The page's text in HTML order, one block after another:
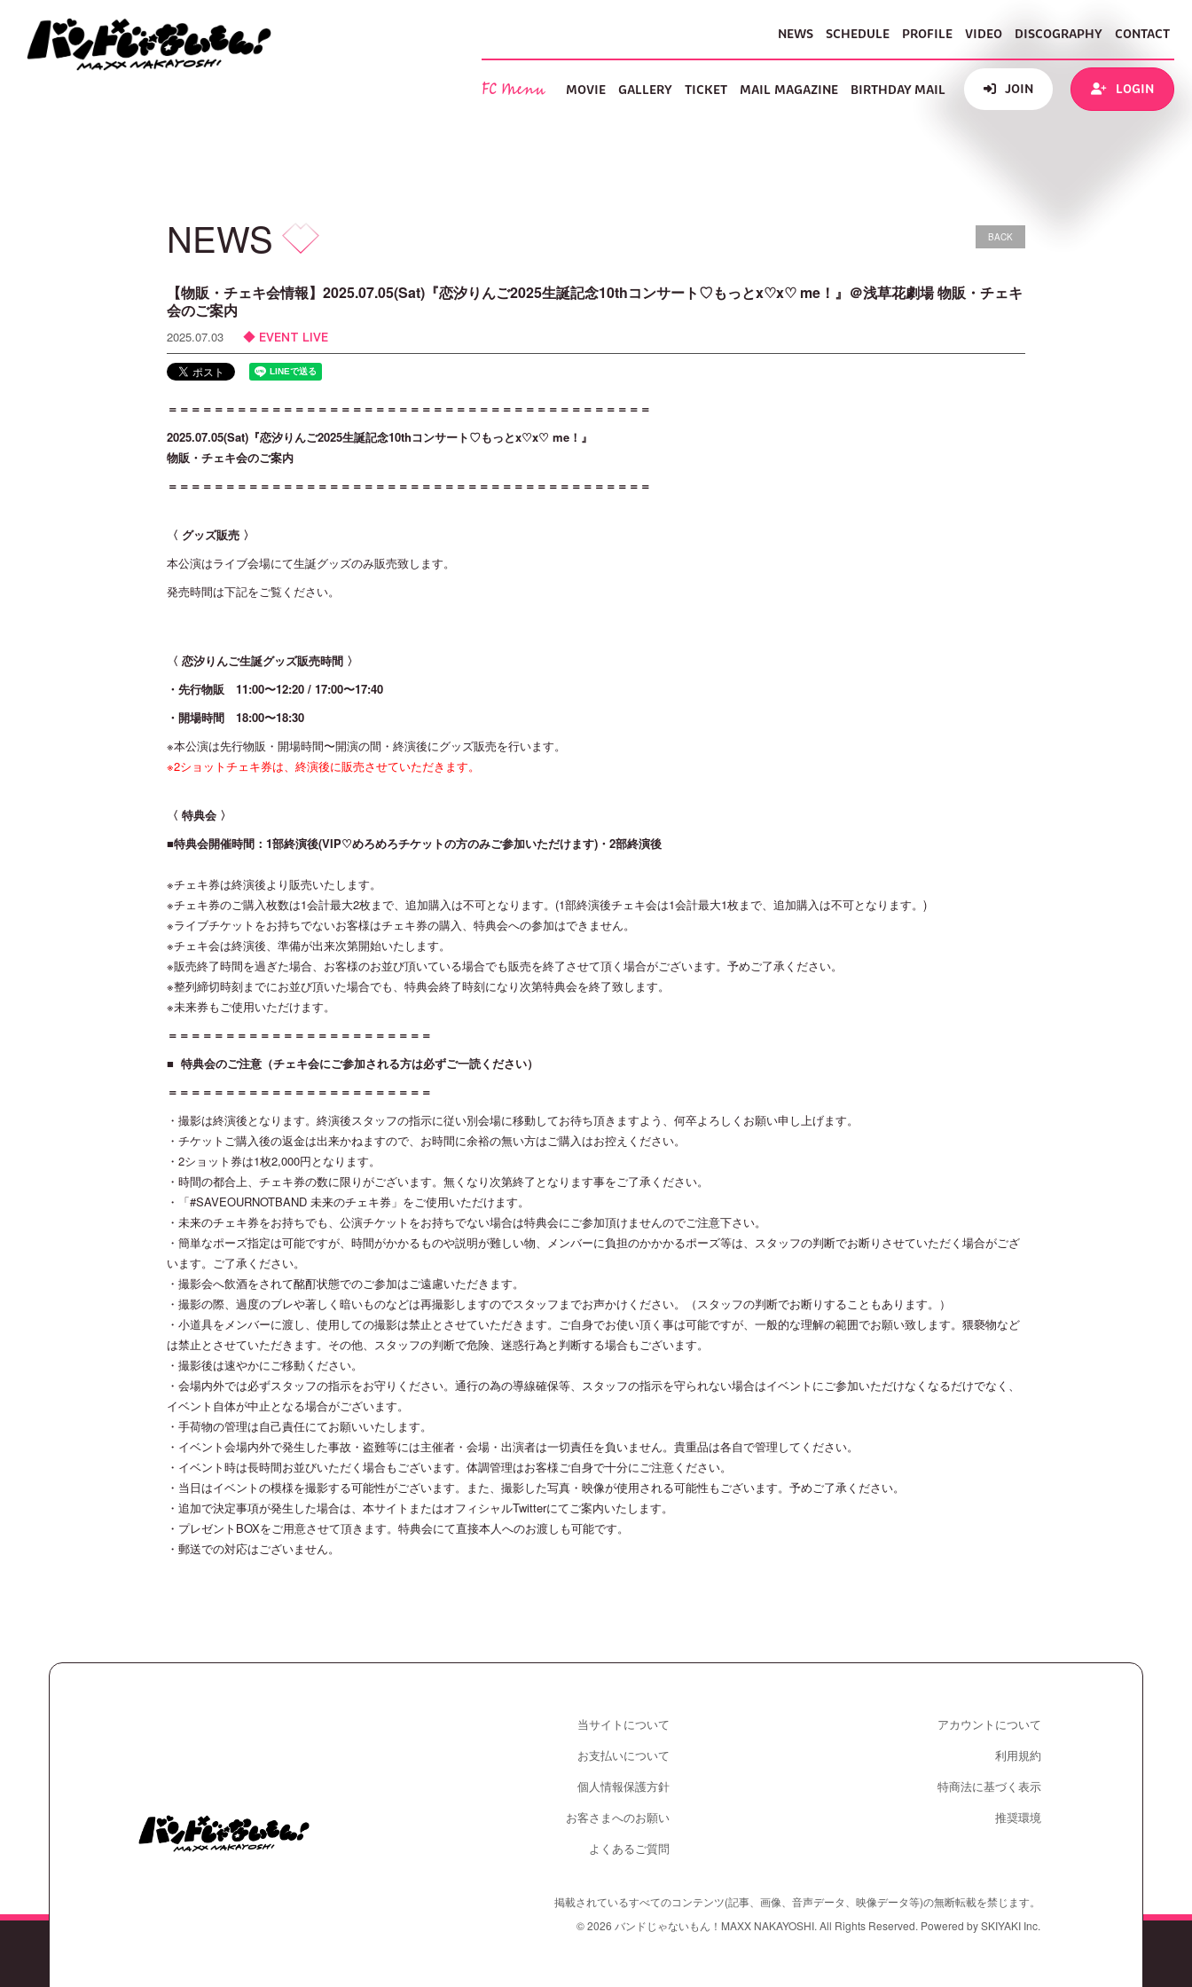
NEWS SCHEDULE PROFILE VIDEO DISCOGRAPHY CONTACT
FC Menu MOVIE GALLERY TICKET MAIL MAGAZINE BIRTHDAY MAIL JOIN LOGIN
NEWS BACK
【物販・チェキ会情報】2025.07.05(Sat)『恋汐りんご2025生誕記念10thコンサート♡もっとx♡x♡ me！』＠浅草花劇場 物販・チェキ
会のご案内
2025.07.03 EVENT LIVE
＝＝＝＝＝＝＝＝＝＝＝＝＝＝＝＝＝＝＝＝＝＝＝＝＝＝＝＝＝＝＝＝＝＝＝＝＝＝＝＝＝＝
2025.07.05(Sat)『恋汐りんご2025生誕記念10thコンサート♡もっとx♡x♡ me！』
物販・チェキ会のご案内
＝＝＝＝＝＝＝＝＝＝＝＝＝＝＝＝＝＝＝＝＝＝＝＝＝＝＝＝＝＝＝＝＝＝＝＝＝＝＝＝＝＝
〈 グッズ販売 〉
本公演はライブ会場にて生誕グッズのみ販売致します。
発売時間は下記をご覧ください。
〈 恋汐りんご生誕グッズ販売時間 〉
・先行物販 11:00〜12:20 / 17:00〜17:40
・開場時間 18:00〜18:30
※本公演は先行物販・開場時間〜開演の間・終演後にグッズ販売を行います。
※2ショットチェキ券は、終演後に販売させていただきます。
〈 特典会 〉
■特典会開催時間：1部終演後(VIP♡めろめろチケットの方のみご参加いただけます)・2部終演後
※チェキ券は終演後より販売いたします。
※チェキ券のご購入枚数は1会計最大2枚まで、追加購入は不可となります。(1部終演後チェキ会は1会計最大1枚まで、追加購入は不可となります。)
※ライブチケットをお持ちでないお客様はチェキ券の購入、特典会への参加はできません。
※チェキ会は終演後、準備が出来次第開始いたします。
​※販売終了時間を過ぎた場合、お客様のお並び頂いている場合でも販売を終了させて頂く場合がございます。予めご了承ください。
※整列締切時刻までにお並び頂いた場合でも、特典会終了時刻になり次第特典会を終了致します。
※未来券もご使用いただけます。
＝＝＝＝＝＝＝＝＝＝＝＝＝＝＝＝＝＝＝＝＝＝＝
■ 特典会のご注意（チェキ会にご参加される方は必ずご一読ください）
＝＝＝＝＝＝＝＝＝＝＝＝＝＝＝＝＝＝＝＝＝＝＝
・撮影は終演後となります。終演後スタッフの指示に従い別会場に移動してお待ち頂きますよう、何卒よろしくお願い申し上げます。
・チケットご購入後の返金は出来かねますので、お時間に余裕の無い方はご購入はお控えください。
・2ショット券は1枚2,000円となります。
・時間の都合上、チェキ券の数に限りがございます。無くなり次第終了となります事をご了承ください。
・「#SAVEOURNOTBAND 未来のチェキ券」をご使用いただけます。
・未来のチェキ券をお持ちでも、公演チケットをお持ちでない場合は特典会にご参加頂けませんのでご注意下さい。
・簡単なポーズ指定は可能ですが、時間がかかるものや説明が難しい物、メンバーに負担のかかかるポーズ等は、スタッフの判断でお断りさせていただく場合がござ
います。ご了承ください。
・撮影会へ飲酒をされて酩酊状態でのご参加はご遠慮いただきます。
・撮影の際、過度のブレや著しく暗いものなどは再撮影しますのでスタッフまでお声かけください。（スタッフの判断でお断りすることもあります。）
・小道具をメンバーに渡し、使用しての撮影は禁止とさせていただきます。ご自身でお使い頂く事は可能ですが、一般的な理解の範囲でお願い致します。猥褻物など
は禁止とさせていただきます。その他、スタッフの判断で危険、迷惑行為と判断する場合もございます。
・撮影後は速やかにご移動ください。
・会場内外では必ずスタッフの指示をお守りください。通行の為の導線確保等、スタッフの指示を守られない場合はイベントにご参加いただけなくなるだけでなく、
イベント自体が中止となる場合がございます。
・手荷物の管理は自己責任にてお願いいたします。
・イベント会場内外で発生した事故・盗難等には主催者・会場・出演者は一切責任を負いません。貴重品は各自で管理してください。
・イベント時は長時間お並びいただく場合もございます。体調管理はお客様ご自身で十分にご注意ください。
・当日はイベントの模様を撮影する可能性がございます。また、撮影した写真・映像が使用される可能性もございます。予めご了承ください。
・追加で決定事項が発生した場合は、本サイトまたはオフィシャルTwitterにてご案内いたします。
・プレゼントBOXをご用意させて頂きます。特典会にて直接本人へのお渡しも可能です。
・郵送での対応はございません。
当サイトについて
アカウントについて
お支払いについて
利用規約
個人情報保護方針
特商法に基づく表示
お客さまへのお願い
推奨環境
よくあるご質問
掲載されているすべてのコンテンツ(記事、画像、音声データ、映像データ等)の無断転載を禁じます。
© 2026 バンドじゃないもん！MAXX NAKAYOSHI. All Rights Reserved. Powered bySKIYAKI Inc.